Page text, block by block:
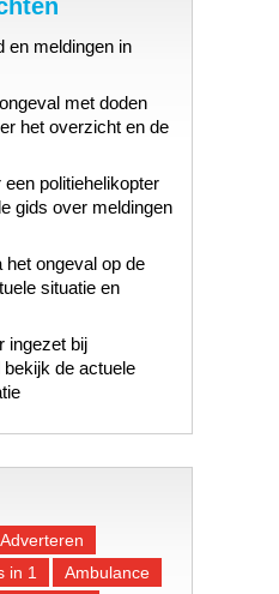
en meldingen in
met doden
het overzicht en de
politiehelikopter
gids over meldingen
het ongeval op de
situatie en
ingezet bij
de actuele
Adverteren
in 1 Ambulance